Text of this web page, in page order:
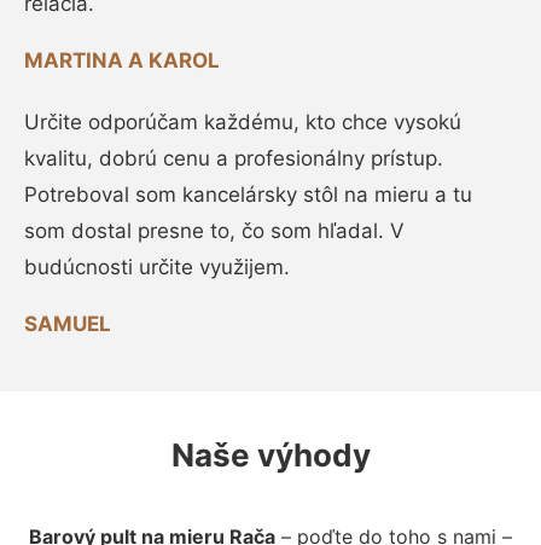
MARTINA A KAROL
Určite odporúčam každému, kto chce vysokú
kvalitu, dobrú cenu a profesionálny prístup.
Potreboval som kancelársky stôl na mieru a tu
som dostal presne to, čo som hľadal. V
budúcnosti určite využijem.
SAMUEL
Naše výhody
Barový pult na mieru Rača – poďte do toho s nami –